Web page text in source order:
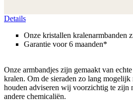
Details
Onze kristallen kralenarmbanden
Garantie voor 6 maanden*
Onze armbandjes zijn gemaakt van
kralen. Om de sieraden zo lang mogelijk
houden adviseren wij voorzichtig te zijn
andere chemicaliën.